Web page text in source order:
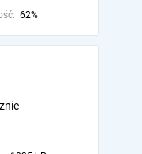
62%